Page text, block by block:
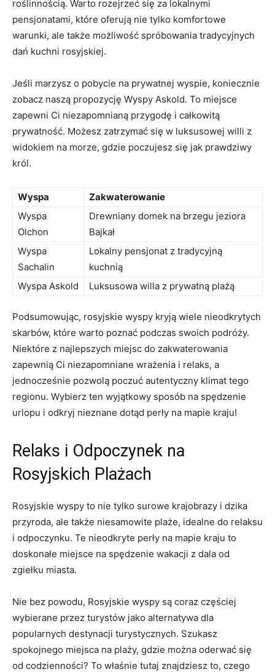
roślinnością. Warto rozejrzeć się ⁤za lokalnymi
pensjonatami,‌ które⁤ oferują⁢ nie tylko komfortowe
warunki, ale także możliwość spróbowania tradycyjnych
dań kuchni rosyjskiej.
Jeśli ‌marzysz o pobycie na ‌prywatnej⁤ wyspie, koniecznie​
zobacz naszą propozycję Wyspy ‍Askold.‍ To⁢ miejsce
zapewni⁣ Ci niezapomnianą przygodę⁣ i całkowitą
prywatność.​ Możesz zatrzymać się ⁢w luksusowej ​willi z
widokiem ⁤na ⁣morze, gdzie poczujesz się jak⁣ prawdziwy
król.
Wyspa
Zakwaterowanie
Wyspa⁤
Olchon
Drewniany domek na⁢ brzegu‌ jeziora
Bajkał
Wyspa
Sachalin
Lokalny pensjonat⁤ z tradycyjną⁣
kuchnią
Wyspa​ Askold
Luksusowa willa z prywatną plażą
Podsumowując, rosyjskie wyspy⁤ kryją wiele nieodkrytych
skarbów, które warto poznać podczas swoich podróży.
Niektóre z najlepszych miejsc do zakwaterowania
zapewnią Ci niezapomniane wrażenia i⁢ relaks, a
jednocześnie ⁣pozwolą⁣ poczuć autentyczny ‍klimat tego
regionu. ​Wybierz ten wyjątkowy sposób na‍ spędzenie
urlopu i​ odkryj nieznane⁤ dotąd ⁤perły na ‌mapie kraju!
Relaks i Odpoczynek na
Rosyjskich Plażach
Rosyjskie ​wyspy to ‌nie tylko surowe krajobrazy i dzika
przyroda, ⁣ale także niesamowite plaże,⁣ idealne⁢ do relaksu
i odpoczynku. Te ‍nieodkryte⁣ perły na mapie⁣ kraju to
doskonałe miejsce na⁢ spędzenie wakacji z dala od⁤
zgiełku miasta.
Nie bez‍ powodu, Rosyjskie wyspy są coraz częściej
wybierane przez turystów jako alternatywa dla
popularnych destynacji turystycznych. Szukasz
spokojnego⁢ miejsca na‍ plaży, gdzie‍ można oderwać się
od codzienności?⁤ To właśnie​ tutaj‍ znajdziesz to, czego